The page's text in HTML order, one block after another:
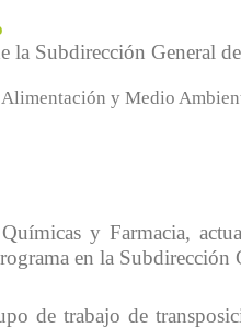
la Subdirección General de
y Medio
y Farmacia,
en la Subdirección
de trabajo de